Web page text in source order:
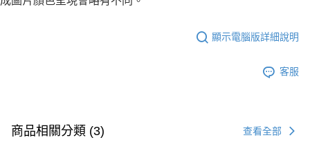
顯示電腦版詳細說明
客服
商品相關分類 (3) 查看全部